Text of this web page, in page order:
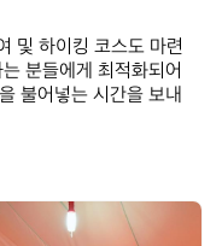
및 하이킹 코스도 마련
분들에게 최적화되어
불어넣는 시간을 보내